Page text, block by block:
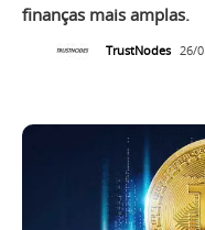
finanças mais amplas.
TrustNodes 26/